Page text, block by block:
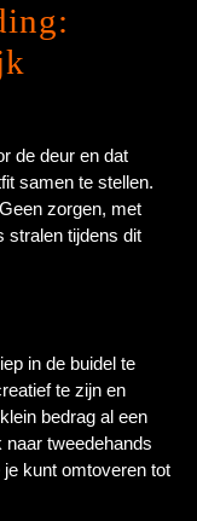
de deur en dat
samen te stellen.
zorgen, met
stralen tijdens dit
in de buidel te
te zijn en
bedrag al een
tweedehands
kunt omtoveren tot